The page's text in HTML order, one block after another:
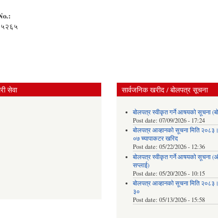
सेवा सार्वजनिक खरीद / बोलपत्र सूचना
बोलपत्र स्वीकृत गर्ने आषयको सूचना
Post date: 07/09/2026 - 17:24
बोलपत्र आव्हानको सूचना मिति
०७ च्यापाकटर खरिद
Post date: 05/22/2026 - 12:36
बोलपत्र स्वीकृत गर्ने आषयको सूचना
सप्लाई)
Post date: 05/20/2026 - 10:15
बोलपत्र आव्हानको सूचना मिति
३०
Post date: 05/13/2026 - 15:58